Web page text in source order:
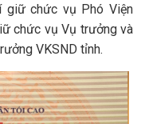
giữ chức vụ Phó Viện
chức vụ Vụ trưởng và
VKSND tỉnh.